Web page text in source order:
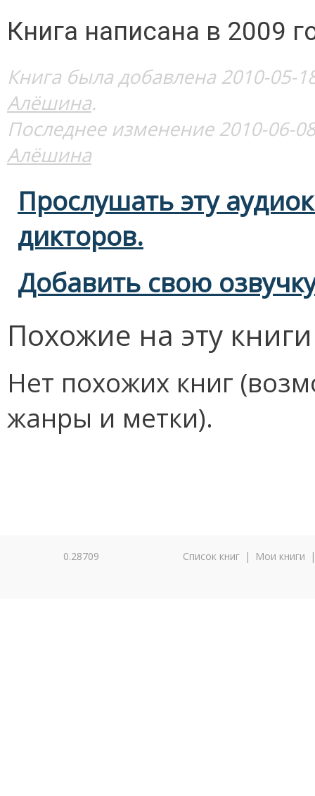
Книга написана в 2009
Книга была добавлена 2010-05-
Алёшина.
Последнее изменение 2010-06-
Алёшина
Прослушать эту
дикторов.
Добавить свою
Похожие на эту книги
Нет похожих книг
жанры и метки).
0.28709 Список книг | Мои книги |